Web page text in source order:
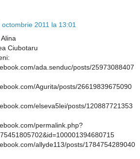
octombrie 2011 la 13:01
Ciubotaru
ada.senduc/posts/25973088407
Agurita/posts/26619839675090
elseva5lei/posts/120887721353
permalink.php?
allyde113/posts/1784754289040